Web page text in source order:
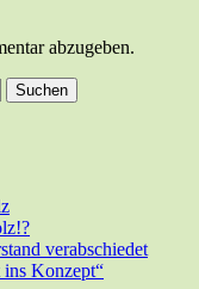
abzugeben.
verabschiedet
Konzept“